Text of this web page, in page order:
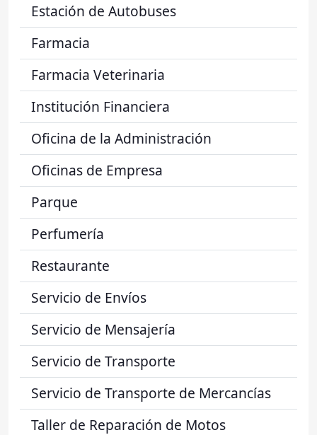
Estación de Autobuses
Farmacia
Farmacia Veterinaria
Institución Financiera
Oficina de la Administración
Oficinas de Empresa
Parque
Perfumería
Restaurante
Servicio de Envíos
Servicio de Mensajería
Servicio de Transporte
Servicio de Transporte de Mercancías
Taller de Reparación de Motos